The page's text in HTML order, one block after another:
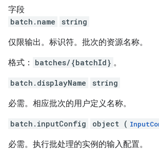
字段
batch.name
string
仅限输出。标识符。批次的资源名称。
格式： batches/{batchId} 。
batch.displayName string
必需。相应批次的用户定义名称。
batch.inputConfig object (
必需。执行批处理的实例的输入配置。